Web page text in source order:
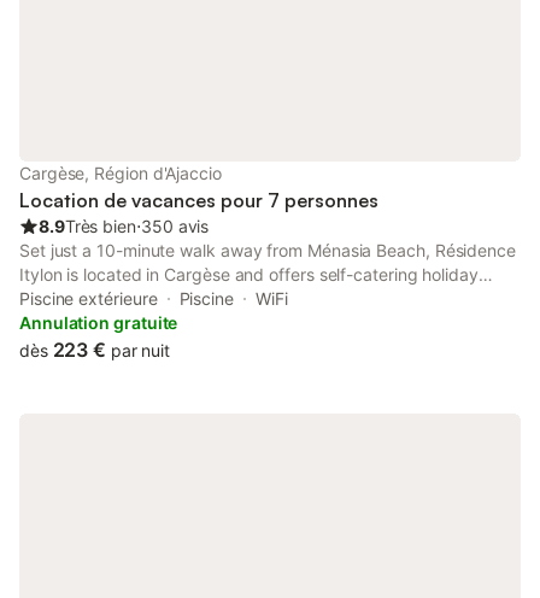
Cargèse, Région d'Ajaccio
Location de vacances pour 7 personnes
8.9Très bien⋅350 avis
Set just a 10-minute walk away from Ménasia Beach, Résidence
Itylon is located in Cargèse and offers self-catering holiday
homes. Guests can relax by the outdoor swimming pool and on
the terrace in the garden.
Piscine extérieure Piscine
WiFi
Annulation gratuite
dès 223 € par nuit